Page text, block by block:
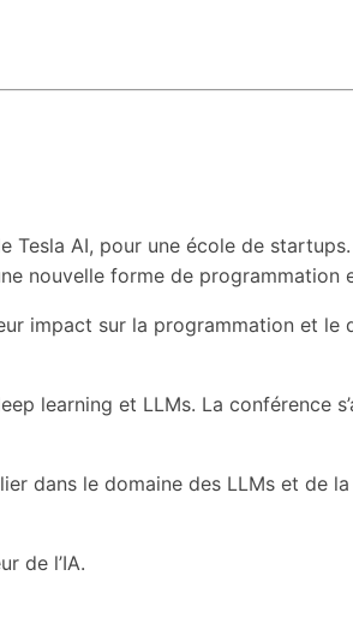
Tesla AI, pour une école de
nouvelle forme de programmation
impact sur la programmation et
learning et LLMs. La conférence
dans le domaine des LLMs et de
de l’IA.